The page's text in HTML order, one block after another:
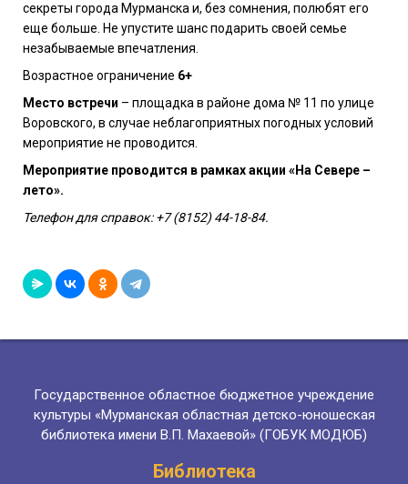
секреты города Мурманска и, без сомнения, полюбят его
еще больше. Не упустите шанс подарить своей семье
незабываемые впечатления.
Возрастное ограничение 6+
Место встречи – площадка в районе дома № 11 по улице
Воровского, в случае неблагоприятных погодных условий
мероприятие не проводится.
Мероприятие проводится в рамках акции «На Севере –
лето».
Телефон для справок: +7 (8152) 44-18-84.
Государственное областное бюджетное учреждение
культуры «Мурманская областная детско-юношеская
библиотека имени В.П. Махаевой» (ГОБУК МОДЮБ)
Библиотека